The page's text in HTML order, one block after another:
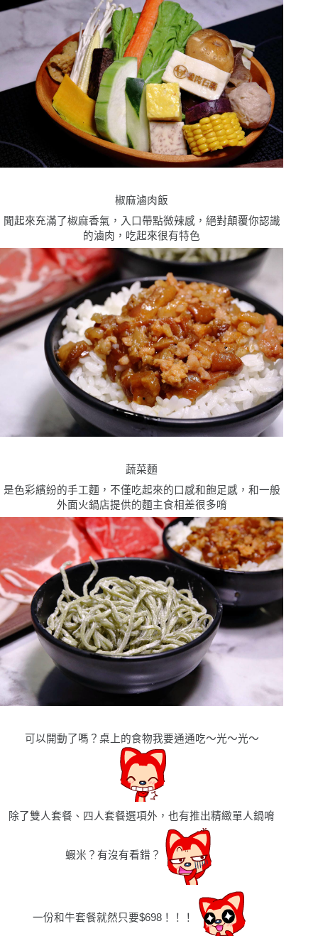
椒麻滷肉飯
聞起來充滿了椒麻香氣，入口帶點微辣感，絕對顛覆你認識
的滷肉，吃起來很有特色
蔬菜麵
是色彩繽紛的手工麵，不僅吃起來的口感和飽足感，和一般
外面火鍋店提供的麵主食相差很多唷
可以開動了嗎？桌上的食物我要通通吃〜光〜光〜
除了雙人套餐、四人套餐選項外，也有推出精緻單人鍋唷
蝦米？有沒有看錯？
一份和牛套餐就然只要$698！！！